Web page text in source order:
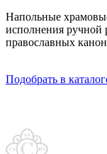
Напольные
исполнения ручной
православных
Подобрать в